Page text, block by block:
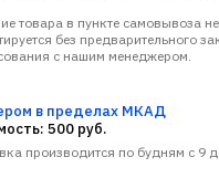
товара в пункте самовывоза не
без предварительного
с нашим менеджером.
в пределах МКАД
500 руб.
производится по будням с 9